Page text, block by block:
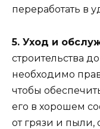
переработать в
5. Уход и
строительства
необходимо
чтобы
его в хорошем
от грязи и пыли,